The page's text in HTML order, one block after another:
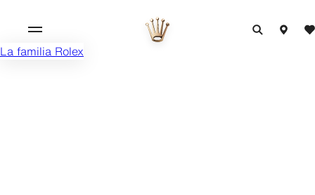
La familia Rolex